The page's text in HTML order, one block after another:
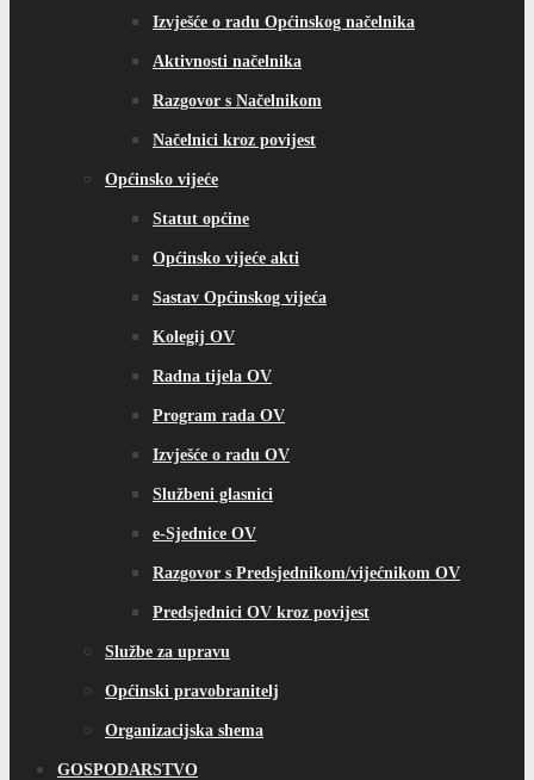
Izvješće o radu Općinskog načelnika
Aktivnosti načelnika
Razgovor s Načelnikom
Načelnici kroz povijest
Općinsko vijeće
Statut općine
Općinsko vijeće akti
Sastav Općinskog vijeća
Kolegij OV
Radna tijela OV
Program rada OV
Izvješće o radu OV
Službeni glasnici
e-Sjednice OV
Razgovor s Predsjednikom/vijećnikom OV
Predsjednici OV kroz povijest
Službe za upravu
Općinski pravobranitelj
Organizacijska shema
GOSPODARSTVO